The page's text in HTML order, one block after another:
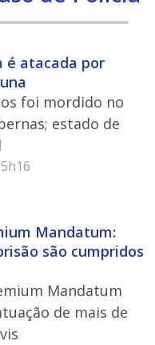
é atacada por
foi mordido no
estado de
Mandatum:
são cumpridos
Mandatum
de mais de